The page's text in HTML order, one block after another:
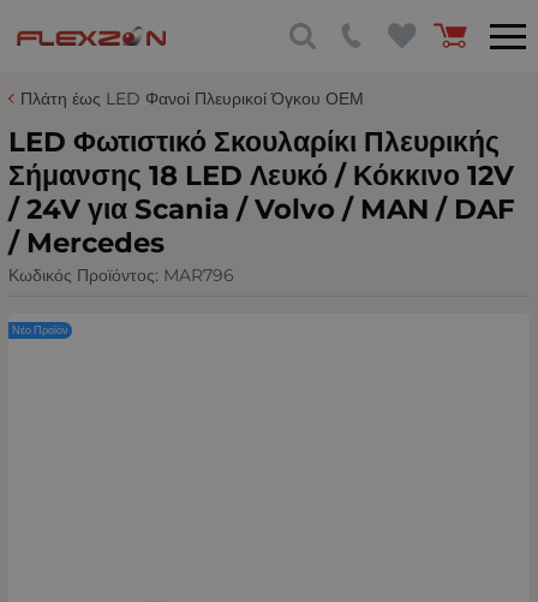
Πλάτη έως LED Φανοί Πλευρικοί Όγκου ΟΕΜ
LED Φωτιστικό Σκουλαρίκι Πλευρικής
Σήμανσης 18 LED Λευκό / Κόκκινο 12V
/ 24V για Scania / Volvo / MAN / DAF
/ Mercedes
Κωδικός Προϊόντος: MAR796
Νέο Προϊόν